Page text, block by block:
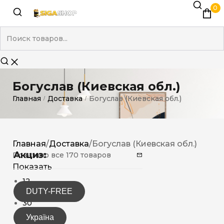
0
Богуслав (Киевская обл.)
Главная / Доставка / Богуслав (Киевская обл.)
Акциз:
DUTY-FREE
Україна
Главная/Доставка/Богуслав (Киевская обл.)
Показано все 170 товаров
Показать
12
15
30